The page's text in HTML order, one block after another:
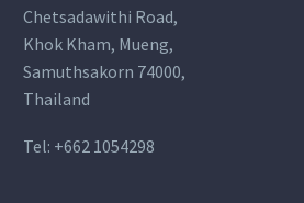
Chetsadawithi Road,
Khok Kham, Mueng,
Samuthsakorn 74000,
Thailand
Tel: +662 1054298